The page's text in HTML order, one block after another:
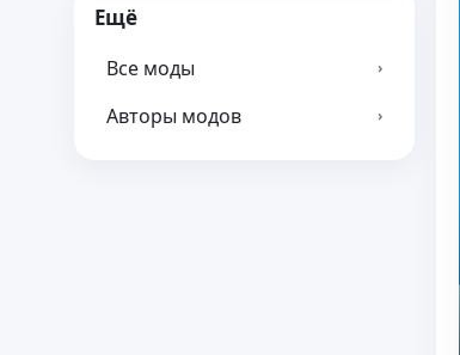
Ещё
Все моды ›
Авторы модов ›